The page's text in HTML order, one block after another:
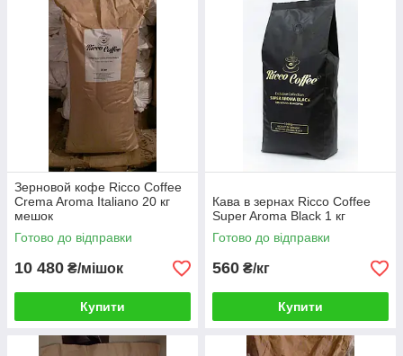
Зерновой кофе Ricco Coffee
Crema Aroma Italiano 20 кг
мешок
Готово до відправки
10 480 ₴/мішок
Купити
Кава в зернах Ricco Coffee
Super Aroma Black 1 кг
Готово до відправки
560 ₴/кг
Купити